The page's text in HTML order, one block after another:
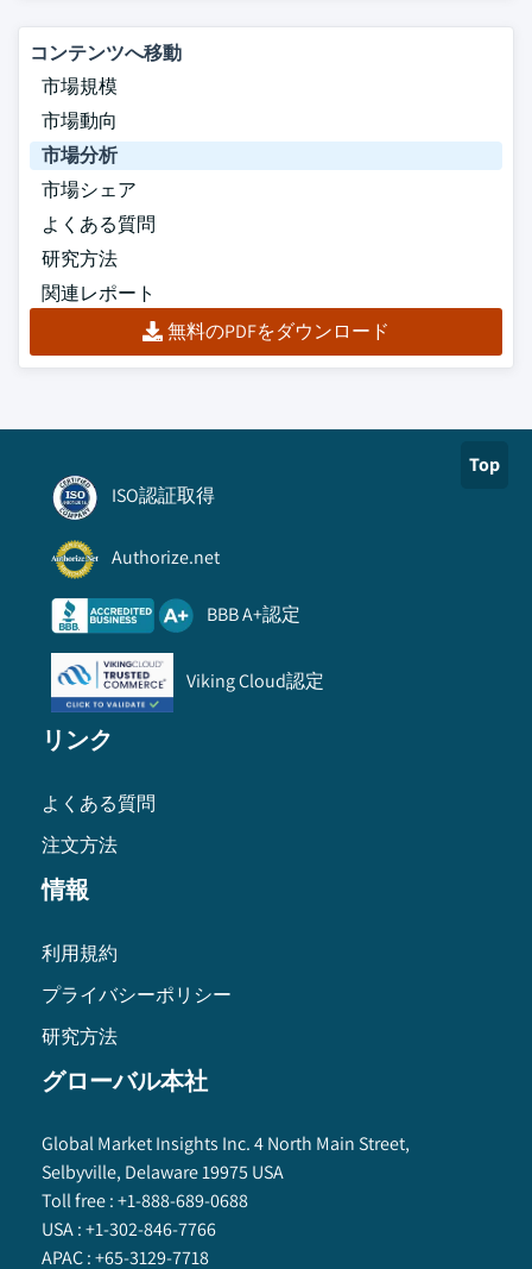
コンテンツへ移動
市場規模
市場動向
市場分析
市場シェア
よくある質問
研究方法
関連レポート
無料のPDFをダウンロード
Top
ISO認証取得
Authorize.net
BBB A+認定
Viking Cloud認定
リンク
よくある質問
注文方法
情報
利用規約
プライバシーポリシー
研究方法
グローバル本社
Global Market Insights Inc. 4 North Main Street,
Selbyville, Delaware 19975 USA
Toll free :+1-888-689-0688
USA :+1-302-846-7766
APAC :+65-3129-7718